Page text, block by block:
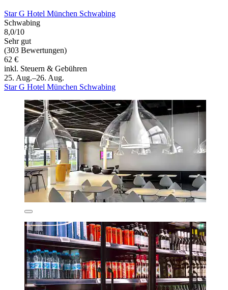
Star G Hotel München Schwabing
Schwabing
8,0/10
Sehr gut
(303 Bewertungen)
62 €
inkl. Steuern & Gebühren
25. Aug.–26. Aug.
Star G Hotel München Schwabing